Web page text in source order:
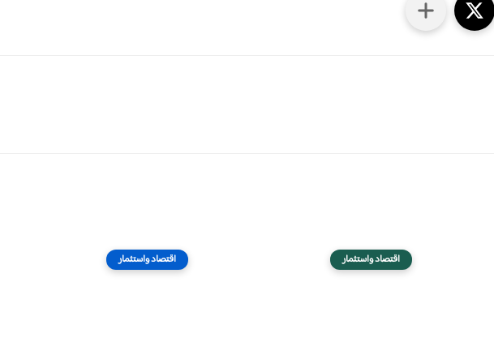
اقتصاد واستثمار اقتصاد واستثمار